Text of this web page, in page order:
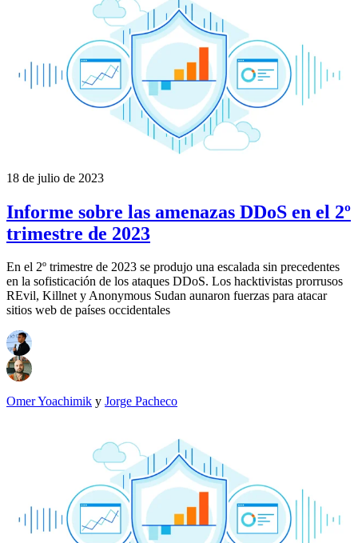
18 de julio de 2023
Informe sobre las amenazas DDoS en el 2º
trimestre de 2023
En el 2º trimestre de 2023 se produjo una escalada sin precedentes
en la sofisticación de los ataques DDoS. Los hacktivistas prorrusos
REvil, Killnet y Anonymous Sudan aunaron fuerzas para atacar
sitios web de países occidentales
Omer Yoachimik y Jorge Pacheco